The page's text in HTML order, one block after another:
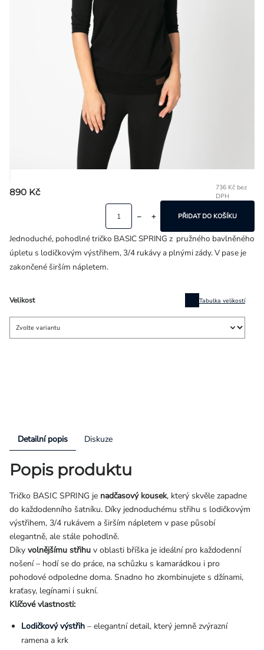
890 Kč
736 Kč bez
DPH
Velikost Tabulka velikostí
PŘIDAT DO KOŠÍKU
Jednoduché, pohodlné tričko BASIC SPRING z pružného bavlněného
úpletu s lodičkovým výstřihem, 3/4 rukávy a plnými zády. V pase je
zakončené širším nápletem.
Detailní popis Diskuze
Popis produktu
Tričko BASIC SPRING je nadčasový kousek, který skvěle zapadne
do každodenního šatníku. Díky jednoduchému střihu s lodičkovým
výstřihem, 3/4 rukávem a širším nápletem v pase působí
elegantně, ale stále pohodlně.
Díky volnějšímu střihu v oblasti bříška je ideální pro každodenní
nošení – hodí se do práce, na schůzku s kamarádkou i pro
pohodové odpoledne doma. Snadno ho zkombinujete s džínami,
kraťasy, legínami i sukní.
Klíčové vlastnosti:
Lodičkový výstřih – elegantní detail, který jemně zvýrazní
ramena a krk